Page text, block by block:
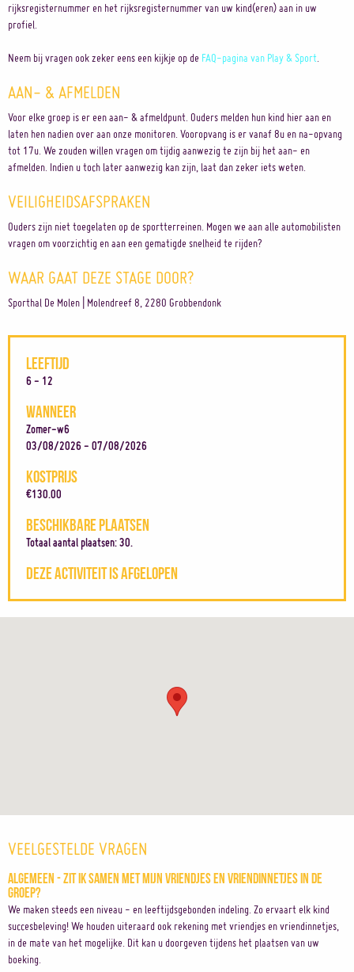
rijksregisternummer en het rijksregisternummer van uw kind(eren) aan in uw
profiel.
Neem bij vragen ook zeker eens een kijkje op de FAQ-pagina van Play & Sport.
AAN- & AFMELDEN
Voor elke groep is er een aan- & afmeldpunt. Ouders melden hun kind hier aan en
laten hen nadien over aan onze monitoren. Vooropvang is er vanaf 8u en na-opvang
tot 17u. We zouden willen vragen om tijdig aanwezig te zijn bij het aan- en
afmelden. Indien u toch later aanwezig kan zijn, laat dan zeker iets weten.
VEILIGHEIDSAFSPRAKEN
Ouders zijn niet toegelaten op de sportterreinen. Mogen we aan alle automobilisten
vragen om voorzichtig en aan een gematigde snelheid te rijden?
WAAR GAAT DEZE STAGE DOOR?
Sporthal De Molen | Molendreef 8, 2280 Grobbendonk
LEEFTIJD
6 - 12
WANNEER
Zomer-w6
03/08/2026 - 07/08/2026
KOSTPRIJS
€130.00
BESCHIKBARE PLAATSEN
Totaal aantal plaatsen: 30.
DEZE ACTIVITEIT IS AFGELOPEN
VEELGESTELDE VRAGEN
Algemeen - Zit ik samen met mijn vriendjes en vriendinnetjes in de
groep?
We maken steeds een niveau - en leeftijdsgebonden indeling. Zo ervaart elk kind
succesbeleving! We houden uiteraard ook rekening met vriendjes en vriendinnetjes,
in de mate van het mogelijke. Dit kan u doorgeven tijdens het plaatsen van uw
boeking.